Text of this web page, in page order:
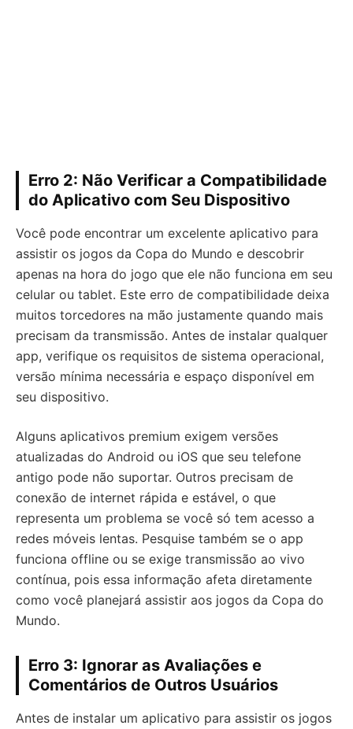
Erro 2: Não Verificar a Compatibilidade
do Aplicativo com Seu Dispositivo
Você pode encontrar um excelente aplicativo para
assistir os jogos da Copa do Mundo e descobrir
apenas na hora do jogo que ele não funciona em seu
celular ou tablet. Este erro de compatibilidade deixa
muitos torcedores na mão justamente quando mais
precisam da transmissão. Antes de instalar qualquer
app, verifique os requisitos de sistema operacional,
versão mínima necessária e espaço disponível em
seu dispositivo.
Alguns aplicativos premium exigem versões
atualizadas do Android ou iOS que seu telefone
antigo pode não suportar. Outros precisam de
conexão de internet rápida e estável, o que
representa um problema se você só tem acesso a
redes móveis lentas. Pesquise também se o app
funciona offline ou se exige transmissão ao vivo
contínua, pois essa informação afeta diretamente
como você planejará assistir aos jogos da Copa do
Mundo.
Erro 3: Ignorar as Avaliações e
Comentários de Outros Usuários
Antes de instalar um aplicativo para assistir os jogos